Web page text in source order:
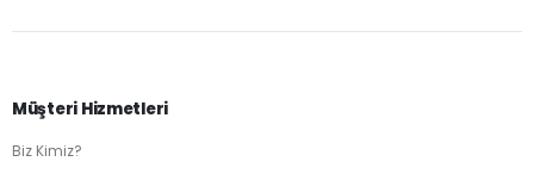
Müşteri Hizmetleri
Biz Kimiz?